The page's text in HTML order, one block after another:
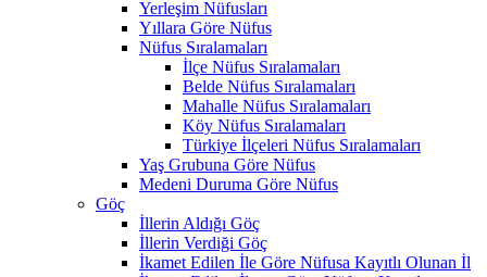
Yerleşim Nüfusları
Yıllara Göre Nüfus
Nüfus Sıralamaları
İlçe Nüfus Sıralamaları
Belde Nüfus Sıralamaları
Mahalle Nüfus Sıralamaları
Köy Nüfus Sıralamaları
Türkiye İlçeleri Nüfus Sıralamaları
Yaş Grubuna Göre Nüfus
Medeni Duruma Göre Nüfus
Göç
İllerin Aldığı Göç
İllerin Verdiği Göç
İkamet Edilen İle Göre Nüfusa Kayıtlı Olunan İl